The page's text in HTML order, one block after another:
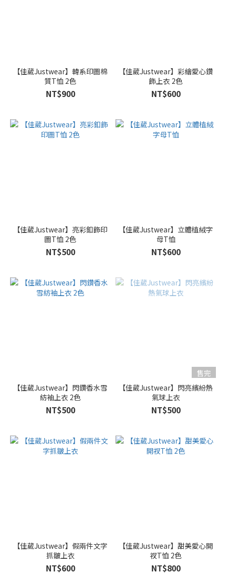
【佳葳Justwear】韓系印圖棉
質T恤 2色
NT$900
【佳葳Justwear】彩繪愛心鑽
飾上衣 2色
NT$600
【佳葳Justwear】亮彩釦飾印
圖T恤 2色
NT$500
【佳葳Justwear】立體植絨字
母T恤
NT$600
【佳葳Justwear】閃鑽香水雪
紡袖上衣 2色
NT$500
售完
【佳葳Justwear】閃亮繽紛熱
氣球上衣
NT$500
【佳葳Justwear】假兩件文字
抓皺上衣
NT$600
【佳葳Justwear】甜美愛心開
衩T恤 2色
NT$800